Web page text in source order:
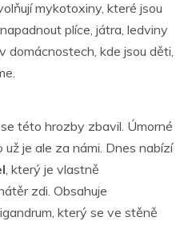
mykotoxiny, které jsou
plíce, játra, ledviny
domácnostech, kde jsou děti,
této hrozby zbavil. Úmorné
je ale za námi. Dnes nabízí
, který je vlastně
zdi. Obsahuje
který se ve stěně